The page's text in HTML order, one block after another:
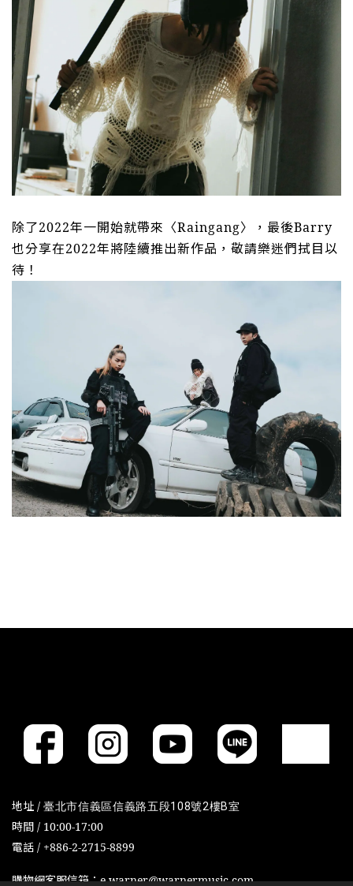
除了2022年一開始就帶來〈Raingang〉，最後Barry
也分享在2022年將陸續推出新作品，敬請樂迷們拭目以
待！
地址 / 臺北市信義區信義路五段108號2樓B室
時間 / 10:00-17:00
電話 / +886-2-2715-8899
購物網客服信箱：e-warner@warnermusic.com